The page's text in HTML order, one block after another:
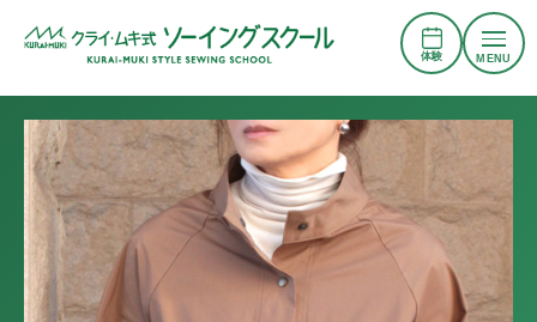
体験 MENU